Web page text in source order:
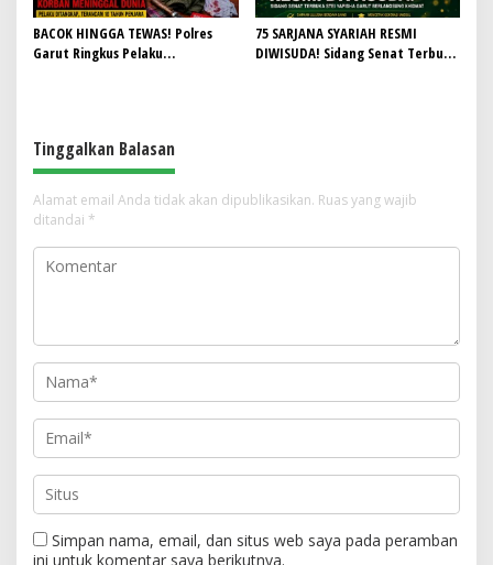
BACOK HINGGA TEWAS! Polres
Garut Ringkus Pelaku
75 SARJANA SYARIAH RESMI
DIWISUDA! Sidang Senat Terbuka
Tinggalkan Balasan
Alamat email Anda tidak akan dipublikasikan. Ruas yang wajib
ditandai *
Simpan nama, email, dan situs web saya pada peramban
ini untuk komentar saya berikutnya.